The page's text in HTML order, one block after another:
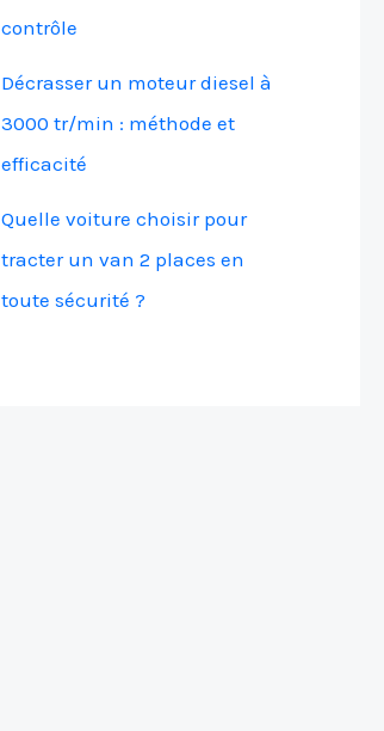
contrôle
Décrasser un moteur diesel à
3000 tr/min : méthode et
efficacité
Quelle voiture choisir pour
tracter un van 2 places en
toute sécurité ?